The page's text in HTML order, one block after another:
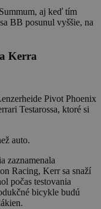
aj keď tím
BB posunul vyššie, na
Kerra
Pivot Phoenix
Testarossa, ktoré si
auto.
zaznamenala
Racing, Kerr sa snaží
počas testovania
bicykle budú